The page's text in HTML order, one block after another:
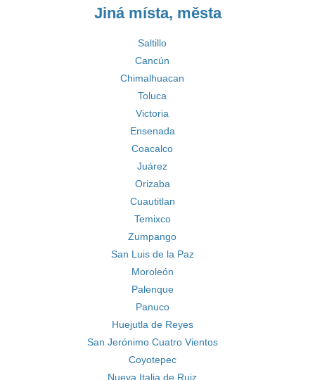
Jiná místa, města
Saltillo
Cancún
Chimalhuacan
Toluca
Victoria
Ensenada
Coacalco
Juárez
Orizaba
Cuautitlan
Temixco
Zumpango
San Luis de la Paz
Moroleón
Palenque
Panuco
Huejutla de Reyes
San Jerónimo Cuatro Vientos
Coyotepec
Nueva Italia de Ruiz